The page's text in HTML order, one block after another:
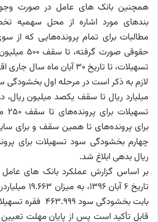
همچنین بانک های عامل در صورت
بندهای مورد اشاره از محل سهمیه
مطالبات برای تمام پرونده‌هایی که از
حقوقی
تسهیلات، تا تاریخ 30‏‏‏‏‏ آبان ماه سال جاری اقدام کنند.
لازم به ذکر است در مرحله اول بخشودگی
میلیارد ریال تا سقف یکصد میلیون
برای پرونده‌های تا همین سقف و برای
ریال بدهی ابلاغ شد.
بر اساس گزارش عملکرد بانک های عامل
تاریخ 6 آبان
بابت بخشودگی سود 463.999 فقره تسهیلات مصرف کرده‌اند.
قابل تأکید است پس از پایان مهلت تعیین